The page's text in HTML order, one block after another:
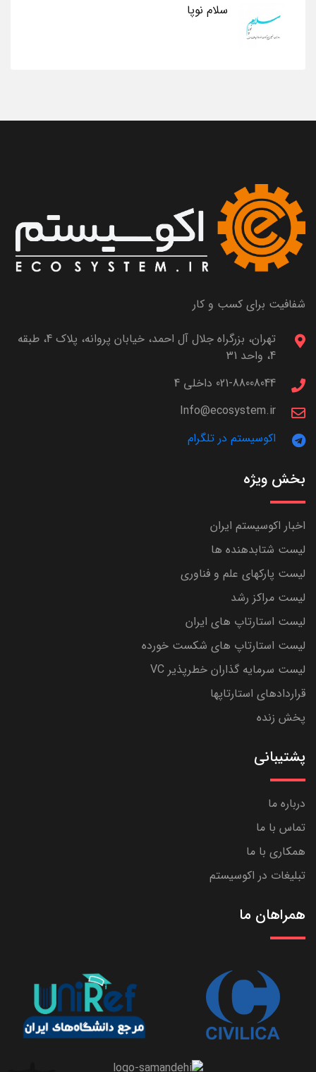
سلام نوپا
شفافیت برای کسب و کار
تهران، بزرگراه جلال آل احمد، خیابان پروانه، پلاک 4، طبقه
4، واحد 31
021-88008044 داخلی 4
Info@ecosystem.ir
اکوسیستم در تلگرام
بخش ویژه
اخبار اکوسیستم ایران
لیست شتابدهنده ها
لیست پارکهای علم و فناوری
لیست مراکز رشد
لیست استارتاپ های ایران
لیست استارتاپ های شکست خورده
لیست سرمایه گذاران خطرپذیر VC
قراردادهای استارتاپها
پخش زنده
پشتیبانی
درباره ما
تماس با ما
همکاری با ما
تبلیغات در اکوسیستم
همراهان ما